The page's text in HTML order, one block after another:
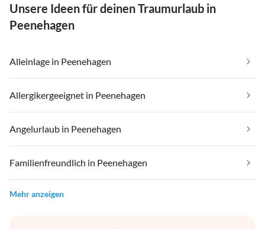
Unsere Ideen für deinen Traumurlaub in
Peenehagen
Alleinlage in Peenehagen
Allergikergeeignet in Peenehagen
Angelurlaub in Peenehagen
Familienfreundlich in Peenehagen
Mehr anzeigen